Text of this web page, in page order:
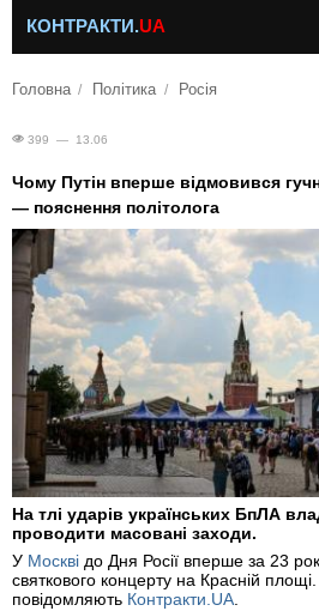
КОНТРАКТИ.UA
Головна Політика Росія
399 — 13.06
Чому Путін вперше відмовився
— пояснення політолога
На тлі ударів українських БпЛА
проводити масовані заходи.
У Москві до Дня Росії вперше за 23
святкового концерту на Красній площі.
повідомляють Контракти.UA.